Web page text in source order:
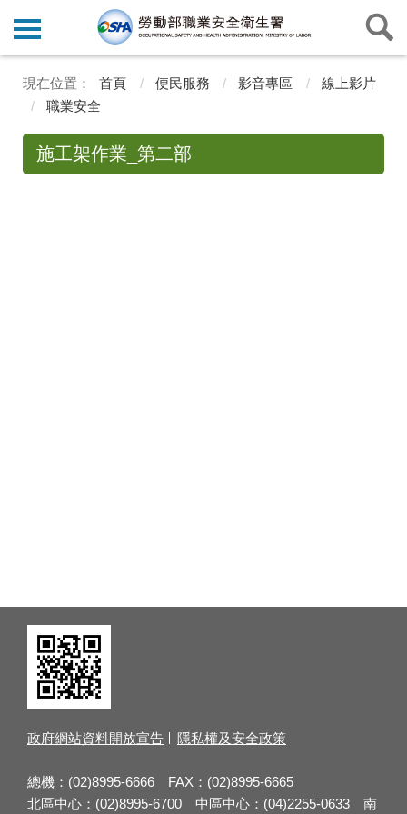
首頁 便民服務 影音專區
線上影片
職業安全
施工架作業_第二部
政府網站資料開放宣告 隱私權及安全政策
總機：(02)8995-6666 FAX：(02)8995-6665
北區中心：(02)8995-6700 中區中心：(04)2255-0633 南